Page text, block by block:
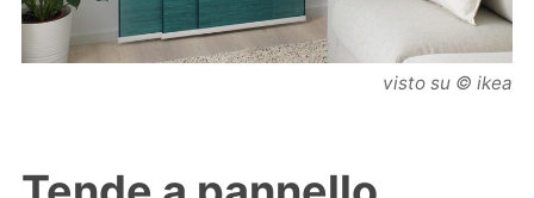
visto su © ikea